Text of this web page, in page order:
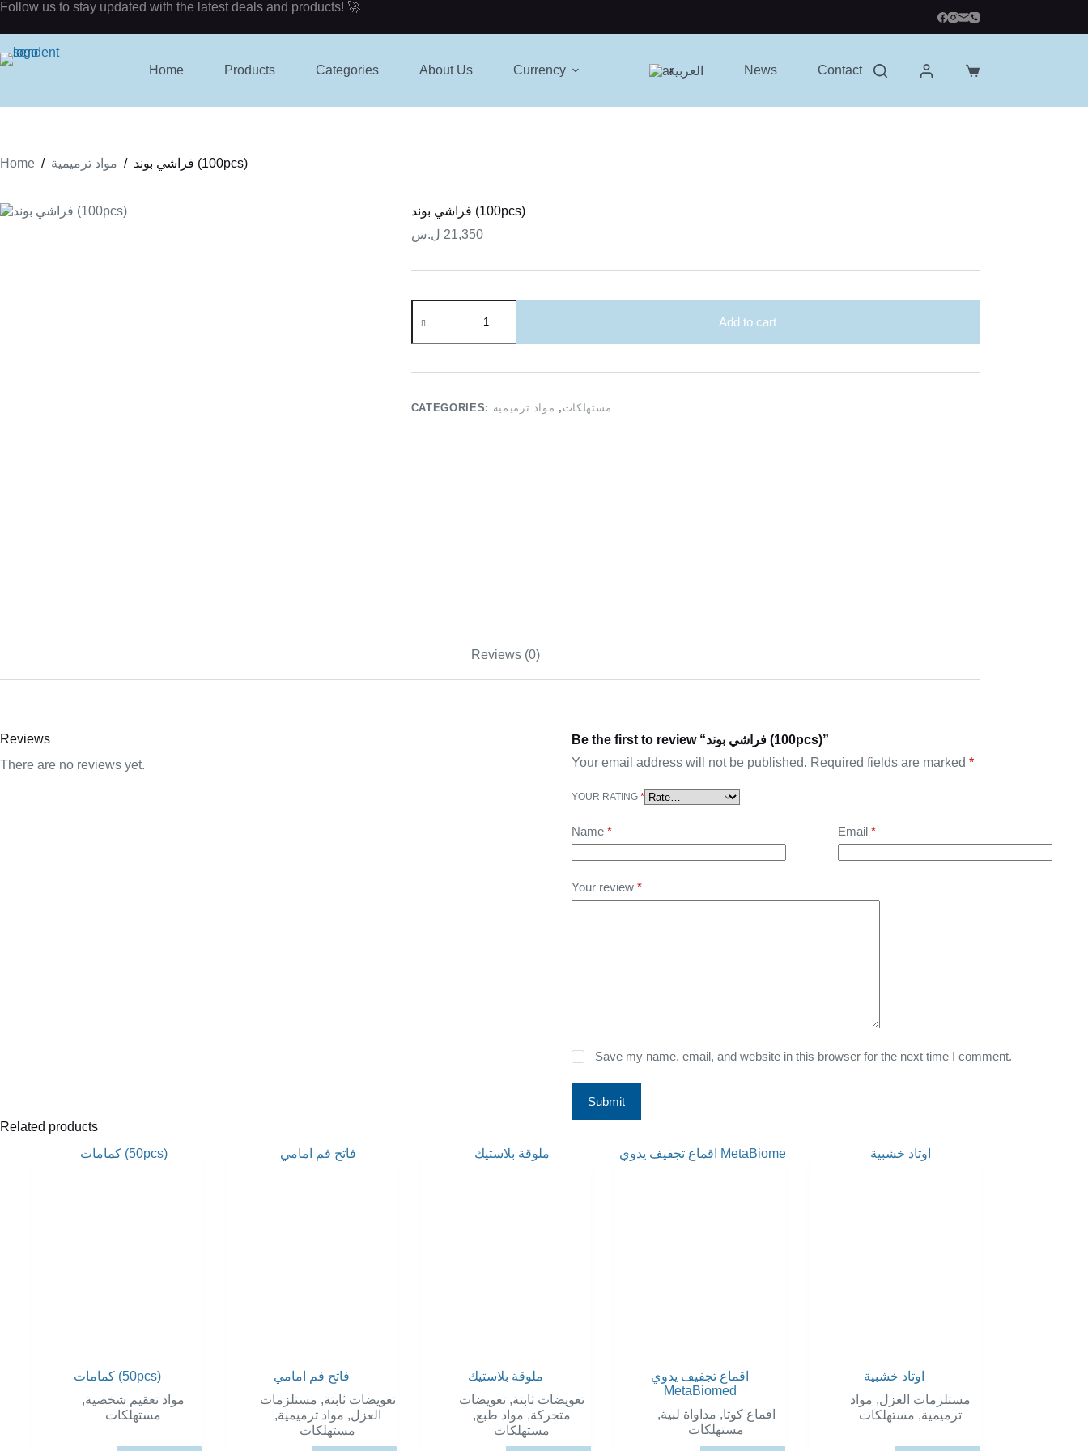
Skip
content
Follow us to stay updated with the latest deals and products! 🚀
Home Products Categories About Us Currency العربية News Contact
Shopping
Home / مواد ترميمية / فراشي بوند (100pcs)
فراشي بوند (100pcs)
21,350 ل.س
فراشي
بوند
quantity
Add to cart
CATEGORIES: مستهلكات , مواد ترميمية
Reviews (0)
Reviews
There are no reviews yet.
Be the first to review “فراشي بوند (100pcs)”
Your email address will not be published. Required fields are marked *
YOUR RATING *
Name* Email*
Your review *
Save my name, email, and website in this browser for the next time I comment.
Submit
Related products
كمامات (50pcs)
مواد تعقيم شخصية,
مستهلكات
فاتح فم امامي
تعويضات ثابتة, مستلزمات
العزل, مواد ترميمية,
مستهلكات
ملوقة بلاستيك
تعويضات ثابتة, تعويضات
متحركة, مواد طبع,
مستهلكات
اقماع تجفيف يدوي
MetaBiomed
اقماع كوتا, مداواة لبية,
مستهلكات
اوتاد خشبية
مستلزمات العزل, مواد
ترميمية, مستهلكات